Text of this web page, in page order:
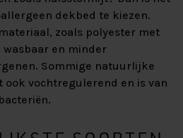
dekbed te kiezen.
zoals polyester met
en minder
Sommige natuurlijke
vochtregulerend en is van